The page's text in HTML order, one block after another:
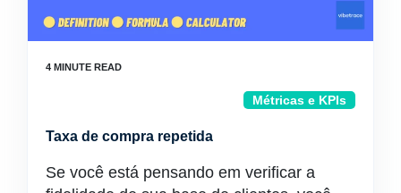
Métricas e KPIs
Taxa de compra repetida
Se você está pensando em verificar a